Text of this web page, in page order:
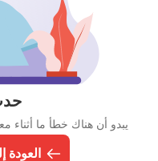
يبدو أن هناك خطأ ما
العودة